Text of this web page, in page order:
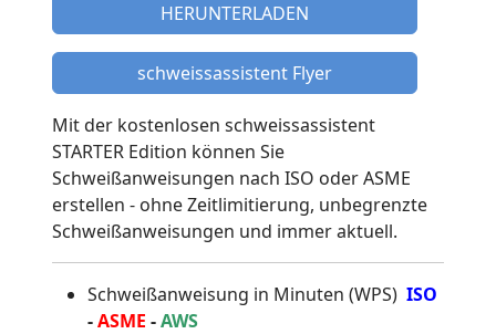
HERUNTERLADEN
schweissassistent Flyer
Mit der kostenlosen schweissassistent
STARTER Edition können Sie
Schweißanweisungen nach ISO oder ASME
erstellen - ohne Zeitlimitierung, unbegrenzte
Schweißanweisungen und immer aktuell.
Schweißanweisung in Minuten (WPS) ISO
-ASME -AWS